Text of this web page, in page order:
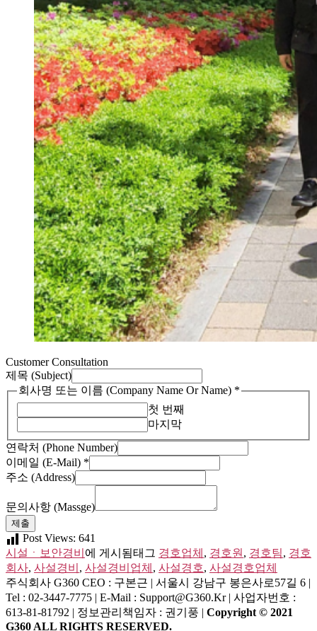
Customer Consultation
제목 (Subject)
(E-
Mail)
사
항
이
일
회사명 또는 이름 (Company Name Or Name) *
첫 번째
마지막
연락처 (Phone Number)
이메일 (E-Mail) *
주소 (Address)
문의사항 (Massge)
제출
Post Views: 641
시설ㆍ보안경비 에 게시됨태그 경호업체 , 경호원 , 경호팀, 경호
회사, 사설경비 , 사설경비업체 , 사설경호, 사설경호업체
주식회사 G360 CEO : 구본근 | 서울시 강남구 봉은사로57길 6 |
Tel : 02-3447-7775 | E-Mail : Support@g360.kr | 사업자번호 :
613-81-81792 | 정보관리책임자 : 권기풍 | Copyright © 2021
G360 ALL RIGHTS RESERVED.